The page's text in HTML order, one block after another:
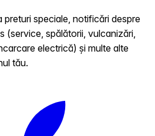
preturi speciale, notificări despre
(service, spălătorii, vulcanizări,
electrică) și multe alte
tău.